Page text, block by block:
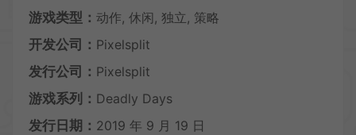
游戏类型： 动作, 休闲, 独立, 策略
开发公司： Pixelsplit
发行公司： Pixelsplit
游戏系列： Deadly Days
发行日期： 2019 年 9 月 19 日